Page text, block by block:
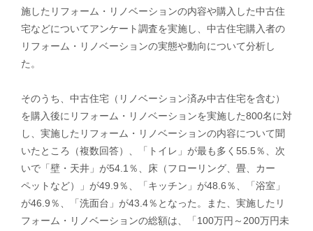
施したリフォーム・リノベーションの内容や購入した中古住
宅などについてアンケート調査を実施し、中古住宅購入者の
リフォーム・リノベーションの実態や動向について分析し
た。
そのうち、中古住宅（リノベーション済み中古住宅を含む）
を購入後にリフォーム・リノベーションを実施した800名に対
し、実施したリフォーム・リノベーションの内容について聞
いたところ（複数回答）、「トイレ」が最も多く55.5％、次
いで「壁・天井」が54.1％、床（フローリング、畳、カー
ペットなど）」が49.9％、「キッチン」が48.6％、「浴室」
が46.9％、「洗面台」が43.4％となった。また、実施したリ
フォーム・リノベーションの総額は、「100万円～200万円未